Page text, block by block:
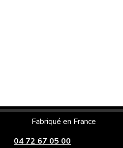
Fabriqué en France
04 72 67 05 00